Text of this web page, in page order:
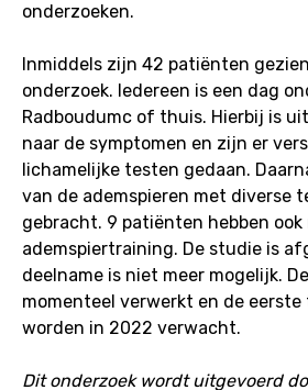
onderzoeken.
Inmiddels zijn 42 patiënten
onderzoek. Iedereen is een dag
Radboudumc of thuis. Hierbij is
naar de symptomen en zijn er
lichamelijke testen gedaan.
van de ademspieren met diverse
gebracht. 9 patiënten hebben ook
ademspiertraining. De studie is
deelname is niet meer mogelijk.
momenteel verwerkt en de
worden in 2022 verwacht.
Dit onderzoek wordt uitgevoerd